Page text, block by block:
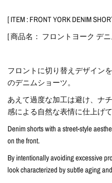
[ ITEM : FRONT YORK DENIM
[ 商品名： フロントヨーク デ
フロントに切り替えデザイン
のデニムショーツ。
あえて過度な加工は避け、ナ
感による自然な表情に仕上げて
Denim shorts with a street-style
on the front.
By intentionally avoiding excessive
look characterized by subtle aging